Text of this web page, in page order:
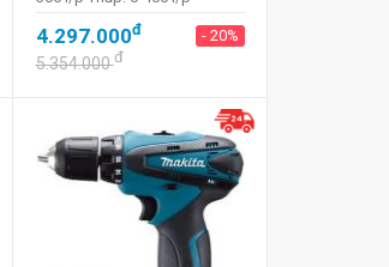
4.297.000đ - 20%
5.354.000đ